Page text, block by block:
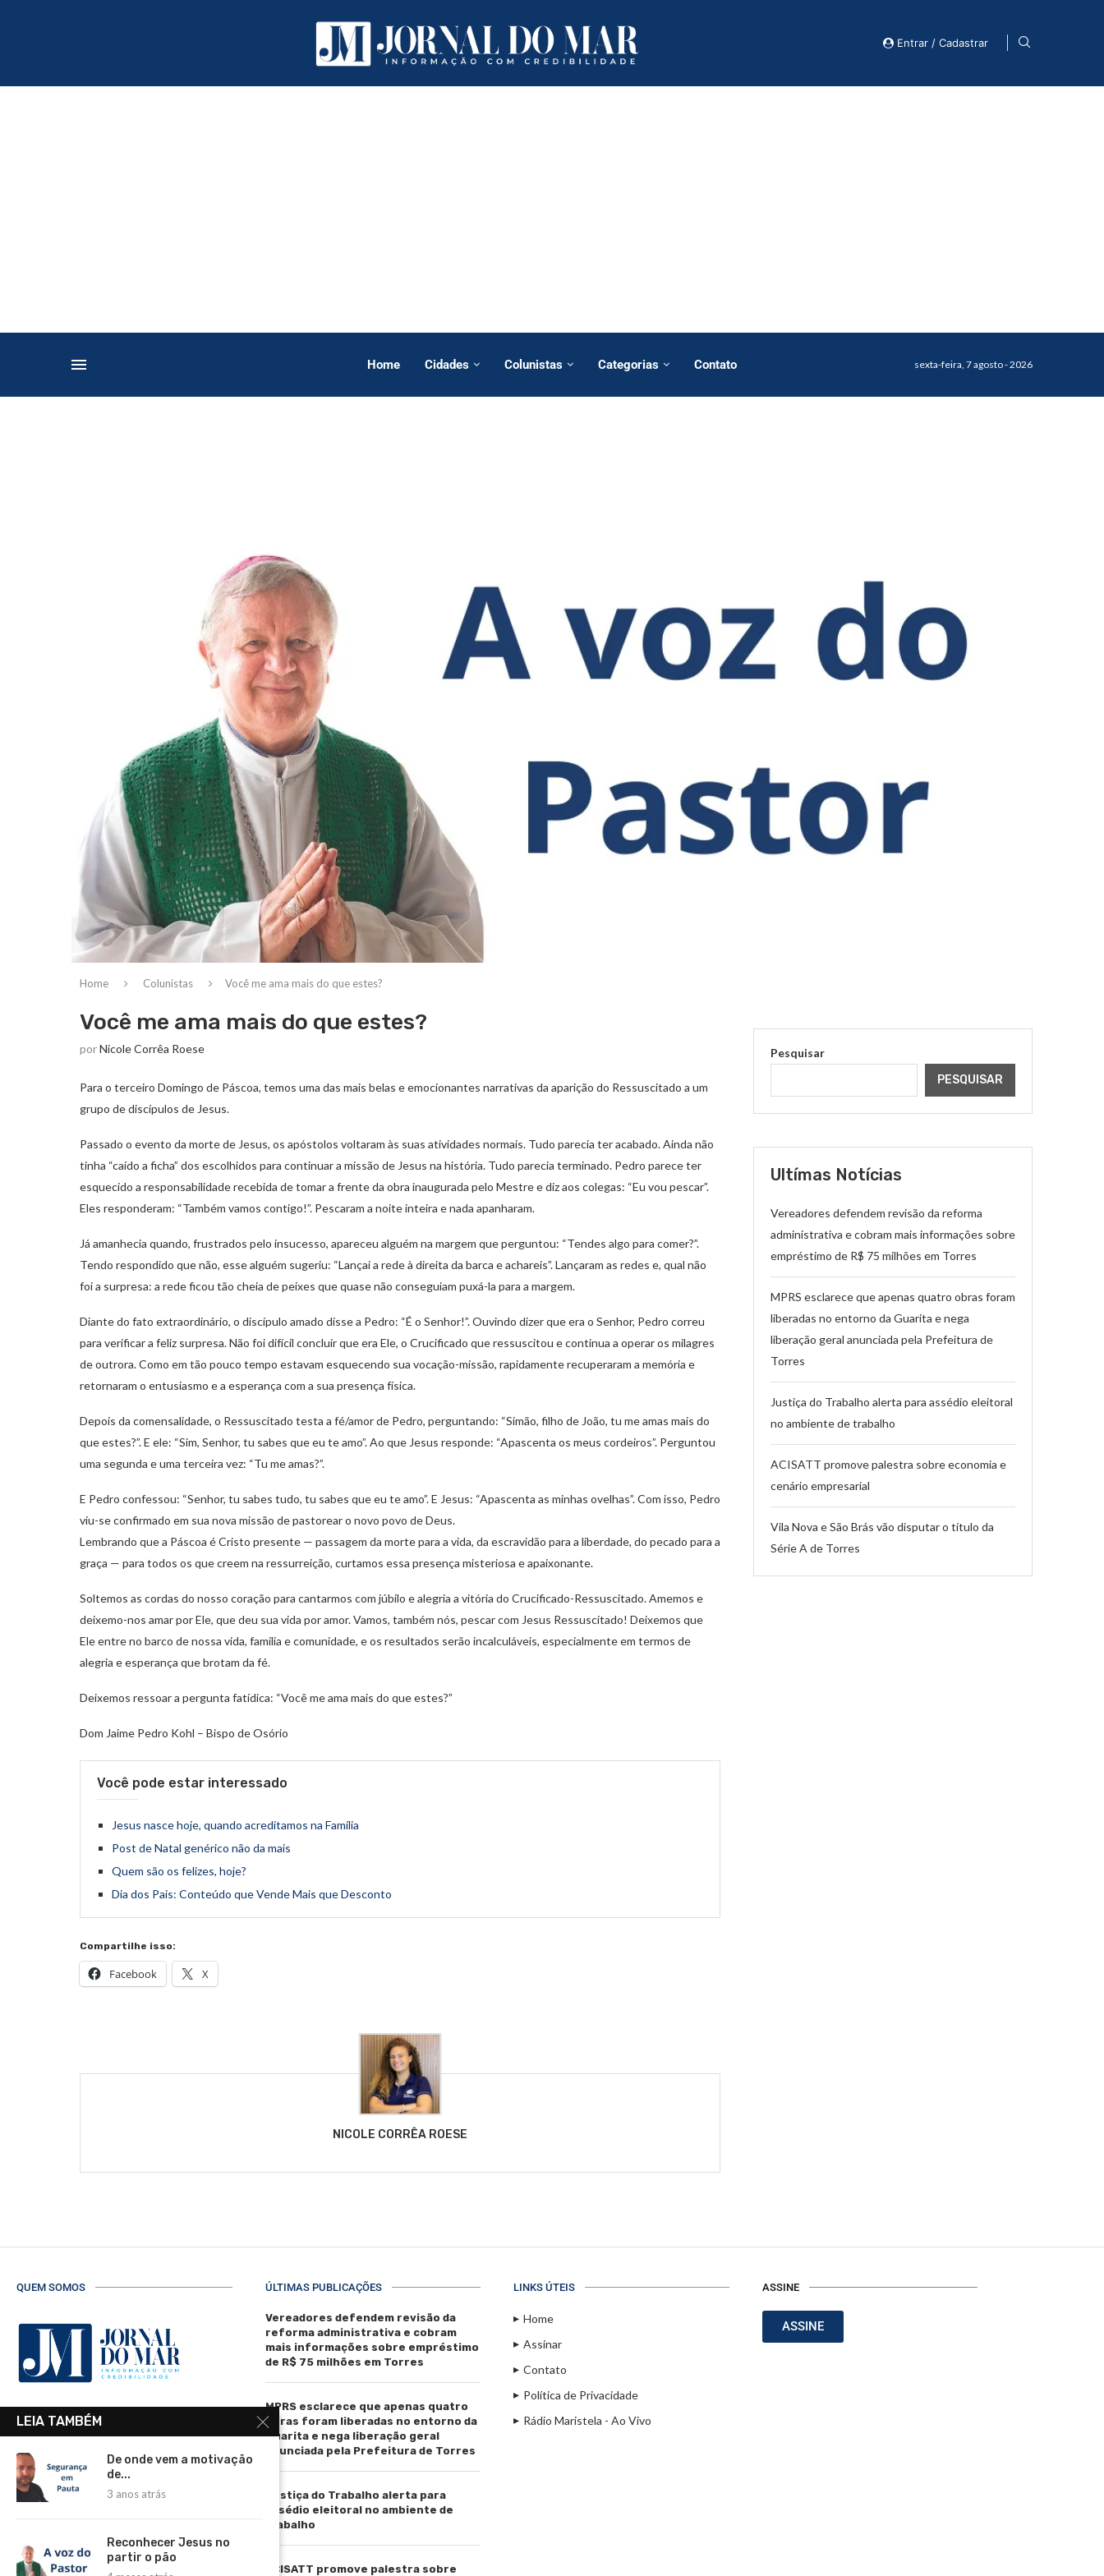
Entrar / Cadastrar
Home Cidades Colunistas Categorias Contato sexta-feira, 7 agosto - 2026
Home Colunistas Você me ama mais do que estes?
Você me ama mais do que estes?
porNicole Corrêa Roese
Para o terceiro Domingo de Páscoa, temos uma das mais belas e emocionantes narrativas da aparição do Ressuscitado a um
grupo de discípulos de Jesus.
Passado o evento da morte de Jesus, os apóstolos voltaram às suas atividades normais. Tudo parecia ter acabado. Ainda não
tinha “caído a ficha” dos escolhidos para continuar a missão de Jesus na história. Tudo parecia terminado. Pedro parece ter
esquecido a responsabilidade recebida de tomar a frente da obra inaugurada pelo Mestre e diz aos colegas: “Eu vou pescar”.
Eles responderam: “Também vamos contigo!”. Pescaram a noite inteira e nada apanharam.
Já amanhecia quando, frustrados pelo insucesso, apareceu alguém na margem que perguntou: “Tendes algo para comer?”.
Tendo respondido que não, esse alguém sugeriu: “Lançai a rede à direita da barca e achareis”. Lançaram as redes e, qual não
foi a surpresa: a rede ficou tão cheia de peixes que quase não conseguiam puxá-la para a margem.
Diante do fato extraordinário, o discípulo amado disse a Pedro: “É o Senhor!”. Ouvindo dizer que era o Senhor, Pedro correu
para verificar a feliz surpresa. Não foi difícil concluir que era Ele, o Crucificado que ressuscitou e continua a operar os milagres
de outrora. Como em tão pouco tempo estavam esquecendo sua vocação-missão, rapidamente recuperaram a memória e
retornaram o entusiasmo e a esperança com a sua presença física.
Depois da comensalidade, o Ressuscitado testa a fé/amor de Pedro, perguntando: “Simão, filho de João, tu me amas mais do
que estes?”. E ele: “Sim, Senhor, tu sabes que eu te amo”. Ao que Jesus responde: “Apascenta os meus cordeiros”. Perguntou
uma segunda e uma terceira vez: “Tu me amas?”.
E Pedro confessou: “Senhor, tu sabes tudo, tu sabes que eu te amo”. E Jesus: “Apascenta as minhas ovelhas”. Com isso, Pedro
viu-se confirmado em sua nova missão de pastorear o novo povo de Deus.
Lembrando que a Páscoa é Cristo presente — passagem da morte para a vida, da escravidão para a liberdade, do pecado para a
graça — para todos os que creem na ressurreição, curtamos essa presença misteriosa e apaixonante.
Soltemos as cordas do nosso coração para cantarmos com júbilo e alegria a vitória do Crucificado-Ressuscitado. Amemos e
deixemo-nos amar por Ele, que deu sua vida por amor. Vamos, também nós, pescar com Jesus Ressuscitado! Deixemos que
Ele entre no barco de nossa vida, família e comunidade, e os resultados serão incalculáveis, especialmente em termos de
alegria e esperança que brotam da fé.
Deixemos ressoar a pergunta fatídica: “Você me ama mais do que estes?”
Dom Jaime Pedro Kohl – Bispo de Osório
Você pode estar interessado
Jesus nasce hoje, quando acreditamos na Família
Post de Natal genérico não da mais
Quem são os felizes, hoje?
Dia dos Pais: Conteúdo que Vende Mais que Desconto
Compartilhe isso:
Facebook X
NICOLE CORRÊA ROESE
Pesquisar
PESQUISAR
Ultímas Notícias
Vereadores defendem revisão da reforma
administrativa e cobram mais informações sobre
empréstimo de R$ 75 milhões em Torres
MPRS esclarece que apenas quatro obras foram
liberadas no entorno da Guarita e nega
liberação geral anunciada pela Prefeitura de
Torres
Justiça do Trabalho alerta para assédio eleitoral
no ambiente de trabalho
ACISATT promove palestra sobre economia e
cenário empresarial
Vila Nova e São Brás vão disputar o título da
Série A de Torres
QUEM SOMOS
R. Manoel de Matos Pereira, 40 -
Telefone: (51) 3664-4188
Email:
comercial@jornaldomar.combr
imprensa@jornaldomar.combr
ÚLTIMAS PUBLICAÇÕES
Vereadores defendem revisão da
reforma administrativa e cobram
mais informações sobre empréstimo
de R$ 75 milhões em Torres
MPRS esclarece que apenas quatro
obras foram liberadas no entorno da
Guarita e nega liberação geral
anunciada pela Prefeitura de Torres
Justiça do Trabalho alerta para
assédio eleitoral no ambiente de
trabalho
ACISATT promove palestra sobre
LINKS ÚTEIS
Home
Assinar
Contato
Política de Privacidade
Rádio Maristela - Ao Vivo
ASSINE
ASSINE
LEIA TAMBÉM
De onde vem a motivação
de...
3 anos atrás
Reconhecer Jesus no
partir o pão